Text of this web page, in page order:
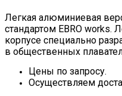
Легкая алюминиевая
стандартом EBRO
корпусе специально
в общественных
Цены по запросу.
Осуществляем